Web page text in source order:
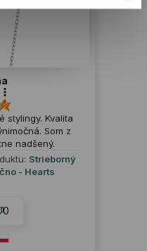
stylingy. Kvalita
Som z
nadšený.
Strieborný
- Hearts
0